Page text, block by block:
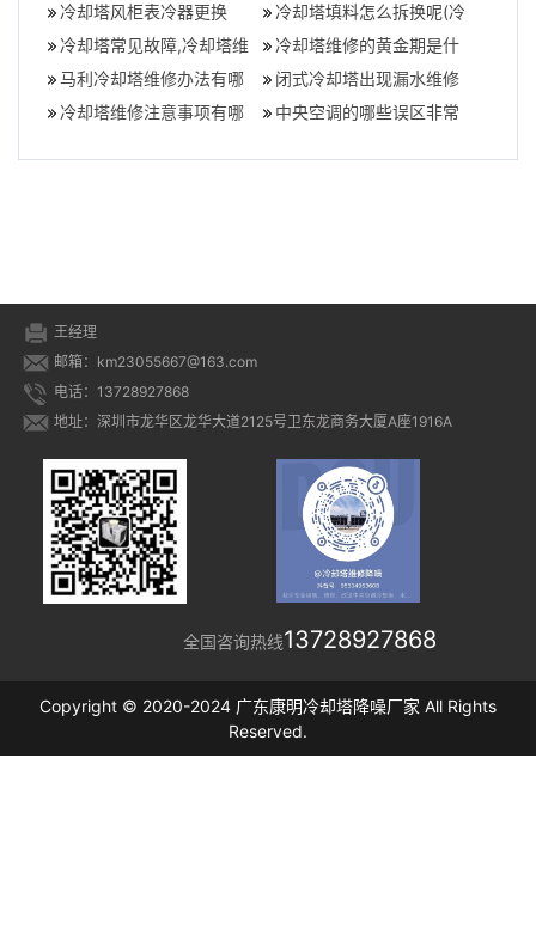
清凉冷却塔日常维护方法
塔故障解决方法
冷却塔风柜表冷器更换
冷却塔填料怎么拆换呢(冷
却塔里的填料怎么拿出来
清洗?)
冷却塔常见故障,冷却塔维
修解决方法
冷却塔维修的黄金期是什
么时候
马利冷却塔维修办法有哪
些(马利冷却塔清洗检修,马
闭式冷却塔出现漏水维修
解决措施
冷却塔维修注意事项有哪
中央空调的哪些误区非常
王经理
邮箱：km23055667@163.com
电话：13728927868
地址：深圳市龙华区龙华大道2125号卫东龙商务大厦A座1916A
全国咨询热线13728927868
Copyright © 2020-2024 广东康明冷却塔降噪厂家 All Rights
Reserved.